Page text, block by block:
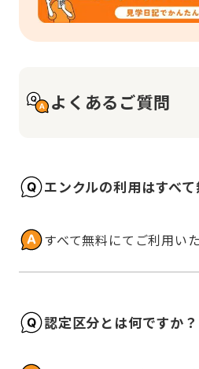
よくあるご質問
エンクルの利用はすべ
すべて無料にてご利用い
認定区分とは何ですか？